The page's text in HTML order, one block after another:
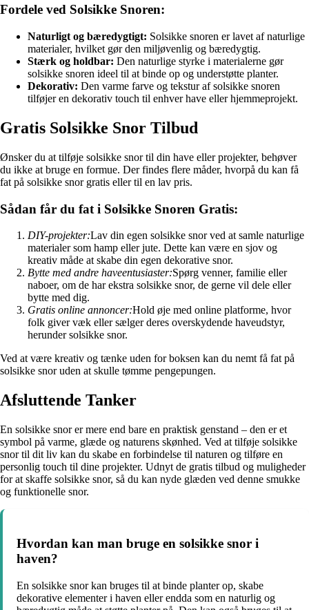
Fordele ved Solsikke Snoren:
Naturligt og bæredygtigt: Solsikke snoren er lavet af naturlige
materialer, hvilket gør den miljøvenlig og bæredygtig.
Stærk og holdbar: Den naturlige styrke i materialerne gør
solsikke snoren ideel til at binde op og understøtte planter.
Dekorativ: Den varme farve og tekstur af solsikke snoren
tilføjer en dekorativ touch til enhver have eller hjemmeprojekt.
Gratis Solsikke Snor Tilbud
Ønsker du at tilføje solsikke snor til din have eller projekter, behøver
du ikke at bruge en formue. Der findes flere måder, hvorpå du kan få
fat på solsikke snor gratis eller til en lav pris.
Sådan får du fat i Solsikke Snoren Gratis:
DIY-projekter:Lav din egen solsikke snor ved at samle naturlige
materialer som hamp eller jute. Dette kan være en sjov og
kreativ måde at skabe din egen dekorative snor.
Bytte med andre haveentusiaster:Spørg venner, familie eller
naboer, om de har ekstra solsikke snor, de gerne vil dele eller
bytte med dig.
Gratis online annoncer:Hold øje med online platforme, hvor
folk giver væk eller sælger deres overskydende haveudstyr,
herunder solsikke snor.
Ved at være kreativ og tænke uden for boksen kan du nemt få fat på
solsikke snor uden at skulle tømme pengepungen.
Afsluttende Tanker
En solsikke snor er mere end bare en praktisk genstand – den er et
symbol på varme, glæde og naturens skønhed. Ved at tilføje solsikke
snor til dit liv kan du skabe en forbindelse til naturen og tilføre en
personlig touch til dine projekter. Udnyt de gratis tilbud og muligheder
for at skaffe solsikke snor, så du kan nyde glæden ved denne smukke
og funktionelle snor.
Hvordan kan man bruge en solsikke snor i
haven?
En solsikke snor kan bruges til at binde planter op, skabe
dekorative elementer i haven eller endda som en naturlig og